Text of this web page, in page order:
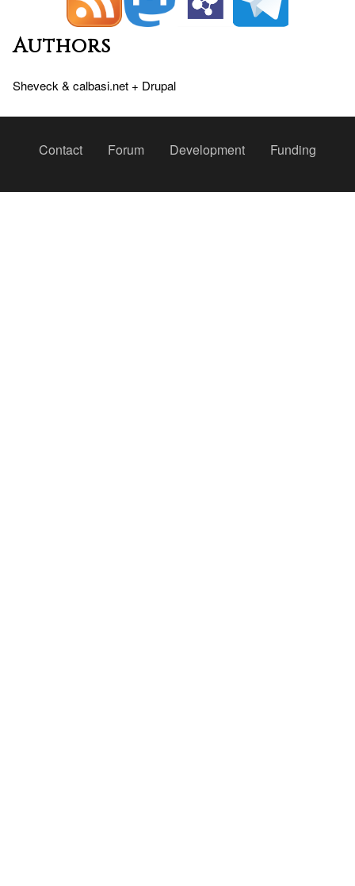
Authors
Sheveck & calbasi.net + Drupal
PeuContact Forum Development Funding